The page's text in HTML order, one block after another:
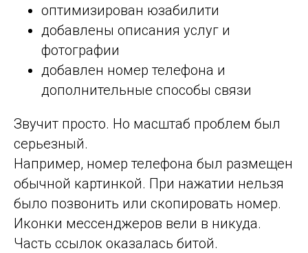
оптимизирован юзабилити
добавлены описания услуг и
фотографии
добавлен номер телефона и
дополнительные способы связи
Звучит просто. Но масштаб проблем был
серьезный.
Например, номер телефона был размещен
обычной картинкой. При нажатии нельзя
было позвонить или скопировать номер.
Иконки мессенджеров вели в никуда.
Часть ссылок оказалась битой.